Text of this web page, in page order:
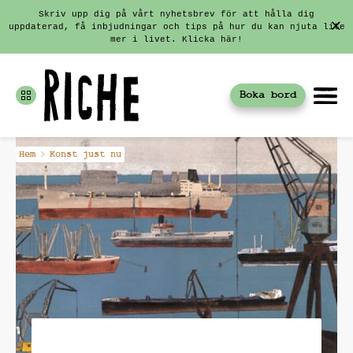
Fortsätt
till
innehållet
Skriv upp dig på vårt nyhetsbrev för att hålla dig
uppdaterad, få inbjudningar och tips på hur du kan njuta lite
mer i livet. Klicka här!
Boka bord
Hem Konst just nu